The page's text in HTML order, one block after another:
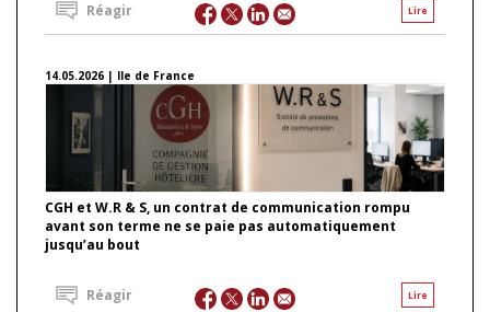
Lire
Réagir
14.05.2026 | Ile de France
CGH et W.R & S, un contrat de communication rompu
avant son terme ne se paie pas automatiquement
jusqu’au bout
Lire
Réagir